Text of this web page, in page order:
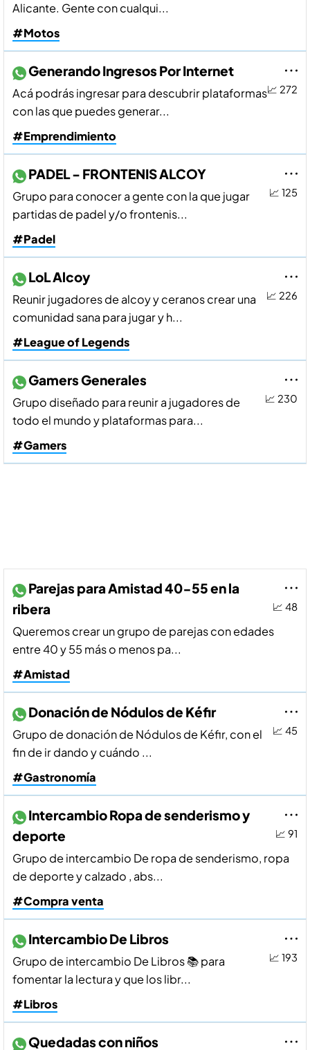
Alicante. Gente con cualqui...
#Motos
📈 272
Generando Ingresos Por Internet
Acá podrás ingresar para descubrir plataformas
con las que puedes generar...
#Emprendimiento
📈 125
PADEL - FRONTENIS ALCOY
Grupo para conocer a gente con la que jugar
partidas de padel y/o frontenis...
#Padel
📈 226
LoL Alcoy
Reunir jugadores de alcoy y ceranos crear una
comunidad sana para jugar y h...
#League of Legends
📈 230
Gamers Generales
Grupo diseñado para reunir a jugadores de
todo el mundo y plataformas para...
#Gamers
📈 48
Parejas para Amistad 40-55 en la
ribera
Queremos crear un grupo de parejas con edades
entre 40 y 55 más o menos pa...
#Amistad
📈 45
Donación de Nódulos de Kéfir
Grupo de donación de Nódulos de Kéfir, con el
fin de ir dando y cuándo ...
#Gastronomía
📈 91
Intercambio Ropa de senderismo y
deporte
Grupo de intercambio De ropa de senderismo, ropa
de deporte y calzado , abs...
#Compra venta
📈 193
Intercambio De Libros
Grupo de intercambio De Libros 📚 para
fomentar la lectura y que los libr...
#Libros
Quedadas con niños